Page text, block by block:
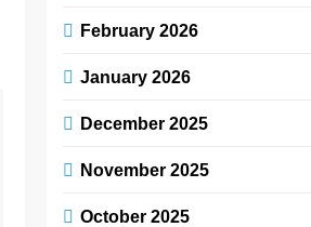
February 2026
January 2026
December 2025
November 2025
October 2025